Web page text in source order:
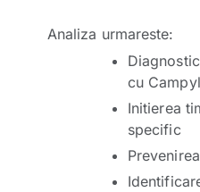
Analiza urmareste:
cu
Initierea
specific